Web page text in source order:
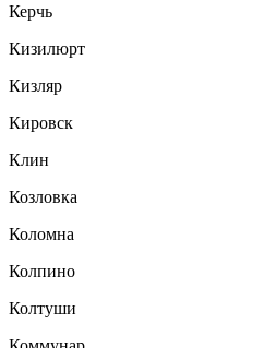
Керчь
Кизилюрт
Кизляр
Кировск
Клин
Козловка
Коломна
Колпино
Колтуши